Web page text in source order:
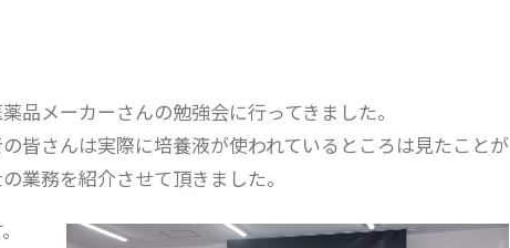
品メーカーさんの勉強会に行ってきました。
皆さんは実際に培養液が使われているところは見たことが
業務を紹介させて頂きました。